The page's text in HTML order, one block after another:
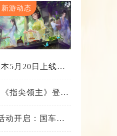
新游动态
5月20日上线，
指尖领主》登峰
动开启：国车喜